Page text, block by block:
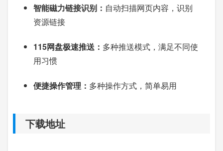
智能磁力链接识别： 自动扫描网页内容，识别
资源链接
115网盘极速推送： 多种推送模式，满足不同使
用习惯
便捷操作管理： 多种操作方式，简单易用
下载地址